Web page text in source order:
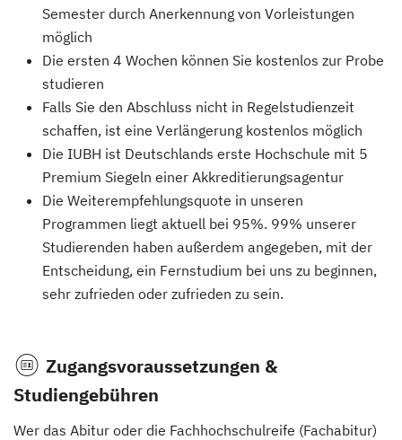
Semester durch Anerkennung von Vorleistungen
möglich
Die ersten 4 Wochen können Sie kostenlos zur Probe
studieren
Falls Sie den Abschluss nicht in Regelstudienzeit
schaffen, ist eine Verlängerung kostenlos möglich
Die IUBH ist Deutschlands erste Hochschule mit 5
Premium Siegeln einer Akkreditierungsagentur
Die Weiterempfehlungsquote in unseren
Programmen liegt aktuell bei 95%. 99% unserer
Studierenden haben außerdem angegeben, mit der
Entscheidung, ein Fernstudium bei uns zu beginnen,
sehr zufrieden oder zufrieden zu sein.
Zugangsvoraussetzungen &
Studiengebühren
Wer das Abitur oder die Fachhochschulreife (Fachabitur)